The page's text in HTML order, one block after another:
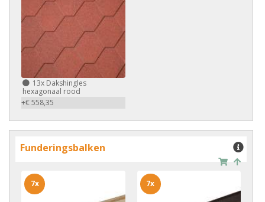
13x Dakshingles
hexagonaal rood
+€ 558,35
Funderingsbalken
7x 7x